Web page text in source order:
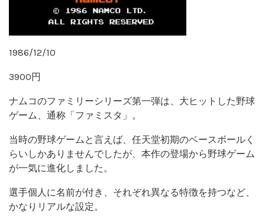
1986/12/10
3900円
ナムコのファミリーシリーズ第一弾は、大ヒットした野球
ゲーム、通称「ファミスタ」。
当時の野球ゲームと言えば、任天堂初期のベースボールく
らいしかありませんでしたが、本作の登場から野球ゲーム
が一気に進化しました。
選手個人に名前が付き、それぞれ異なる特徴を持つなど、
かなりリアルな設定。